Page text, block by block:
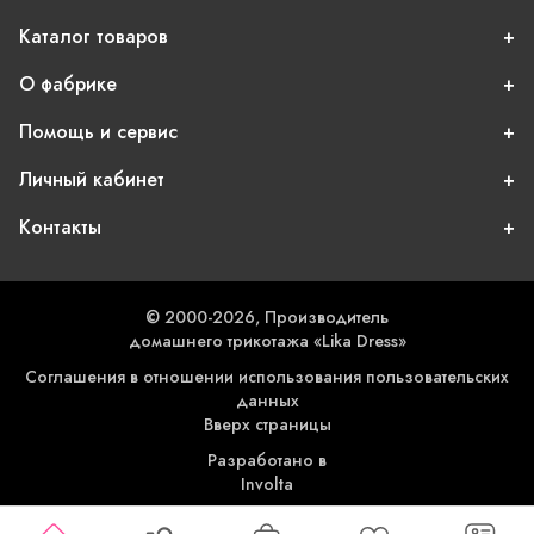
Каталог товаров
О фабрике
Помощь и сервис
Личный кабинет
Контакты
© 2000-2026, Производитель
домашнего трикотажа «Lika Dress»
Соглашения в отношении использования пользовательских
данных
Вверх страницы
Разработано в
Involta